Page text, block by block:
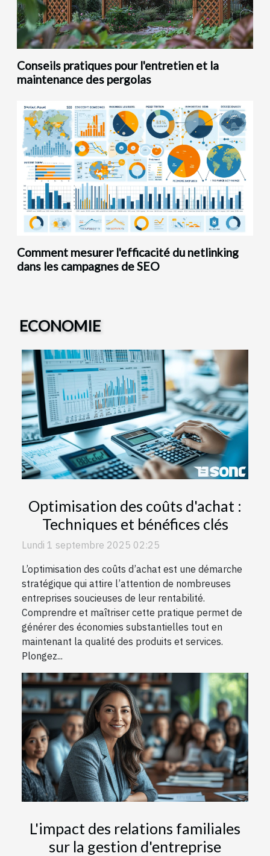
Conseils pratiques pour l'entretien et la
maintenance des pergolas
Comment mesurer l'efficacité du netlinking
dans les campagnes de SEO
ECONOMIE
Optimisation des coûts d'achat :
Techniques et bénéfices clés
Lundi 1 septembre 2025 02:25
L’optimisation des coûts d’achat est une démarche
stratégique qui attire l’attention de nombreuses
entreprises soucieuses de leur rentabilité.
Comprendre et maîtriser cette pratique permet de
générer des économies substantielles tout en
maintenant la qualité des produits et services.
Plongez...
L'impact des relations familiales
sur la gestion d'entreprise